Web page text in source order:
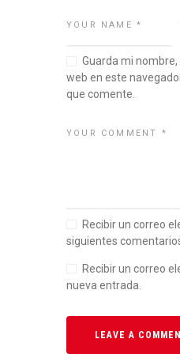
Guarda mi
web en este
que comente.
Recibir un correo
siguientes
Recibir un correo
nueva entrada.